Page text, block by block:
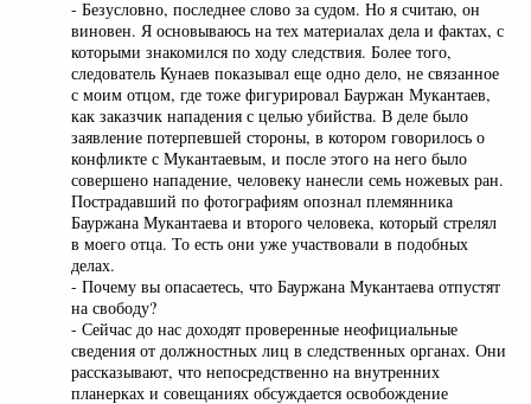
- Безусловно, последнее слово за судом. Но я считаю, он
виновен. Я основываюсь на тех материалах дела и фактах, с
которыми знакомился по ходу следствия. Более того,
следователь Кунаев показывал еще одно дело, не связанное
с моим отцом, где тоже фигурировал Бауржан Мукантаев,
как заказчик нападения с целью убийства. В деле было
заявление потерпевшей стороны, в котором говорилось о
конфликте с Мукантаевым, и после этого на него было
совершено нападение, человеку нанесли семь ножевых ран.
Пострадавший по фотографиям опознал племянника
Бауржана Мукантаева и второго человека, который стрелял
в моего отца. То есть они уже участвовали в подобных
делах.
- Почему вы опасаетесь, что Бауржана Мукантаева отпустят
на свободу?
- Сейчас до нас доходят проверенные неофициальные
сведения от должностных лиц в следственных органах. Они
рассказывают, что непосредственно на внутренних
планерках и совещаниях обсуждается освобождение